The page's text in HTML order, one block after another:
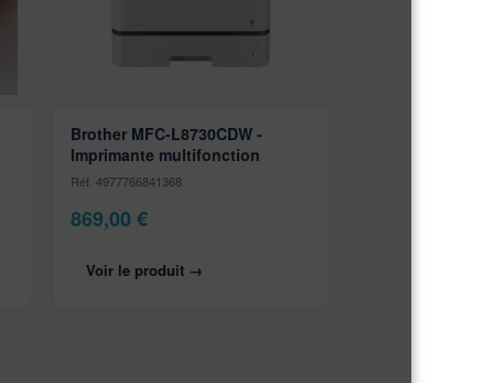
Brother MFC-L8730CDW -
Imprimante multifonction
Réf. 4977766841368
869,00 €
Voir le produit →